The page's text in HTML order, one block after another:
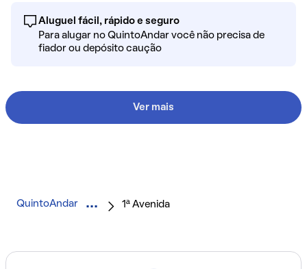
Aluguel fácil, rápido e seguro
Para alugar no QuintoAndar você não precisa de
fiador ou depósito caução
Ver mais
QuintoAndar 1ª Avenida